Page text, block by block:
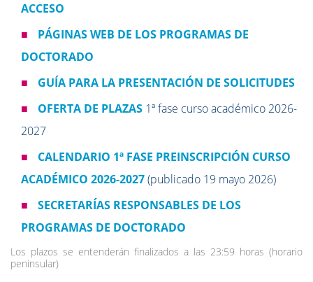
ACCESO
■
PÁGINAS WEB DE LOS PROGRAMAS DE
DOCTORADO
■
GUÍA PARA LA PRESENTACIÓN DE SOLICITUDES
■
OFERTA DE PLAZAS 1ª fase curso académico 2026-
2027
■
CALENDARIO 1ª FASE PREINSCRIPCIÓN CURSO
ACADÉMICO 2026-2027(publicado 19 mayo 2026)
■
SECRETARÍAS RESPONSABLES DE LOS
PROGRAMAS DE DOCTORADO
Los plazos se entenderán finalizados a las 23:59 horas (horario
peninsular)